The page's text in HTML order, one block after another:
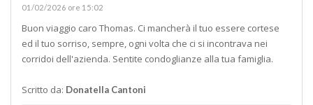
01/02/2026 ore 15:02
Buon viaggio caro Thomas. Ci mancherà il tuo essere cortese
ed il tuo sorriso, sempre, ogni volta che ci si incontrava nei
corridoi dell'azienda. Sentite condoglianze alla tua famiglia.
Scritto da: Donatella Cantoni